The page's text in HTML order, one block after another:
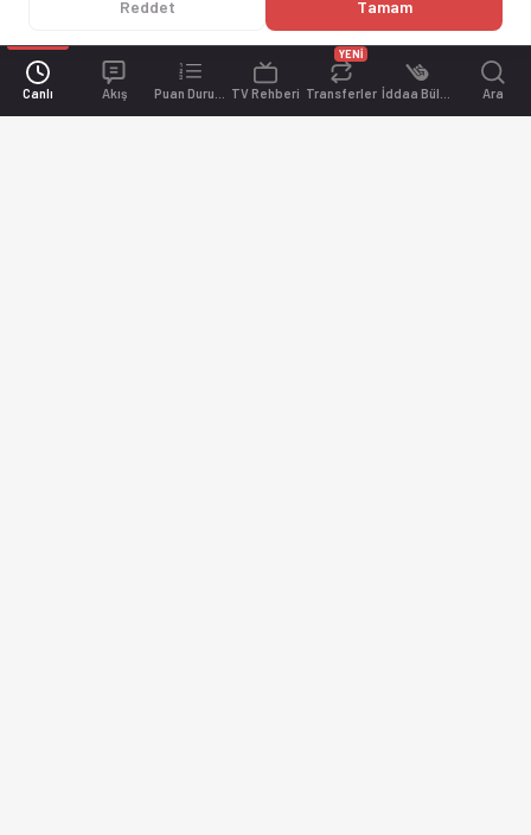
Canlı Akış TV Rehberi Transferler
YENİ
Ara
Reddet Tamam